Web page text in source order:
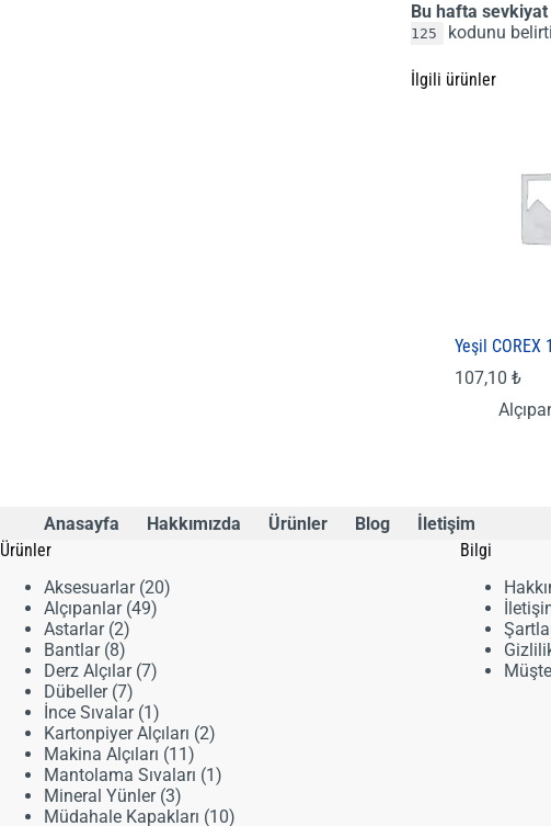
Bu hafta
125
kodunu
İlgili ürünler
Yeşil COREX
107,10 ₺
Anasayfa Hakkımızda Ürünler Blog
İletişim
Ürünler
Aksesuarlar 2020
Alçıpanlar 4949
Astarlar 22
ürün
Bantlar 88
ürün
Derz Alçılar 77
Dübeller 77
ürün
İnce Sıvalar 11
ürün
Kartonpiyer Alçıları 22
Makina Alçıları 1111
ürün
Mantolama Sıvaları 11
Mineral Yünler 33
ürün
Müdahale Kapakları 1010
Bilgi